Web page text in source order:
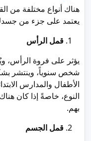
هناك أنواع مختلفة من
يعتمد على جزء من جسدك
قمل الرأس
شخص سنوياً، وينتشر
الأطفال والمدارس
النوع، خاصةً إذا كان
بهم.
قمل الجسم